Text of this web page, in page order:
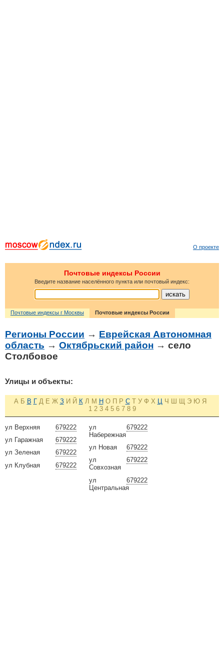
О проекте
Почтовые индексы России
Введите название населённого пункта или почтовый индекс:
Почтовые индексы г Москвы Почтовые индексы России
Регионы России → Еврейская Автономная
область → Октябрьский район → село
Столбовое
Улицы и объекты:
А Б В Г Д Е Ж З И Й К Л М Н О П Р С Т У Ф Х Ц Ч Ш Щ Э Ю Я
1 2 3 4 5 6 7 8 9
679222
ул Верхняя
679222
ул Гаражная
679222
ул Зеленая
679222
ул Клубная
679222
ул
Набережная
679222
ул Новая
679222
ул
Совхозная
679222
ул
Центральная